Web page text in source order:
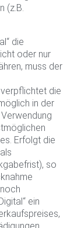
(z.B.
die
oder nur
muss der
die
in der
Erfolgt die
so
ein